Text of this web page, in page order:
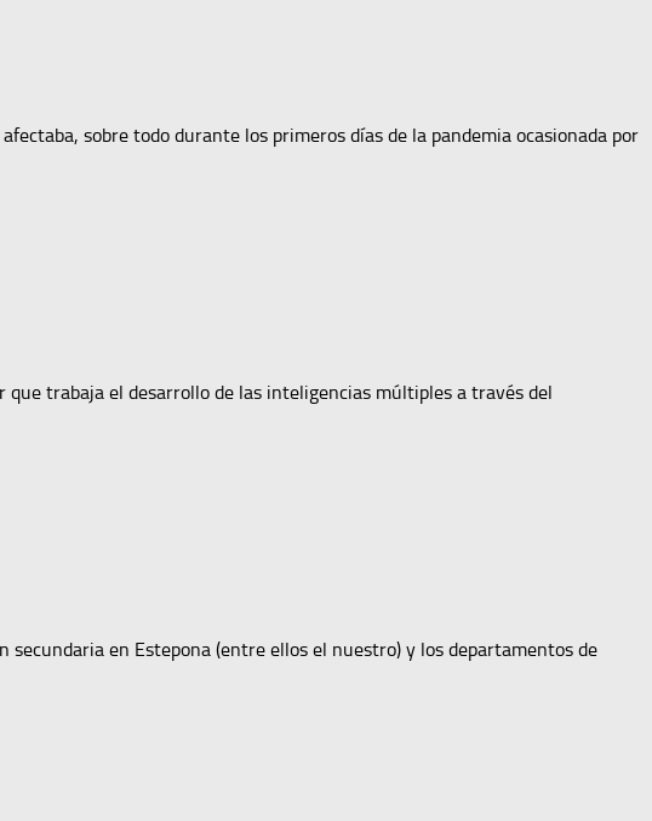
sobre todo durante los primeros días de la pandemia ocasionada por
trabaja el desarrollo de las inteligencias múltiples a través del
secundaria en Estepona (entre ellos el nuestro) y los departamentos de